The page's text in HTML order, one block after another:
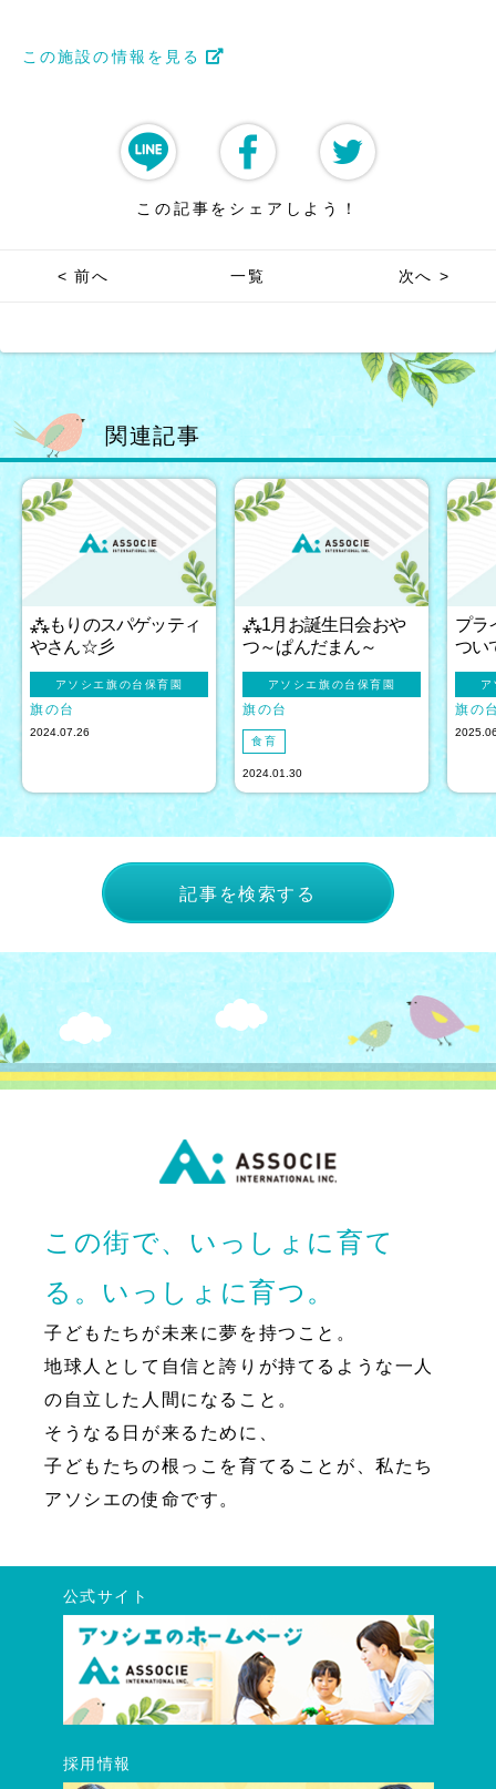
この施設の情報を見る
この記事をシェアしよう！
< 前へ 一覧 次へ >
関連記事
⁂もりのスパゲッティ
やさん☆彡
アソシエ旗の台保育園
旗の台
2024.07.26
⁂1月お誕生日会おや
つ～ぱんだまん～
アソシエ旗の台保育園
旗の台
食育
2024.01.30
プラ
つい
ア
旗の
記事を検索する
この街で、いっしょに育て
る。いっしょに育つ。
子どもたちが未来に夢を持つこと。
地球人として自信と誇りが持てるような一人
の自立した人間になること。
そうなる日が来るために、
子どもたちの根っこを育てることが、私たち
アソシエの使命です。
公式サイト
採用情報